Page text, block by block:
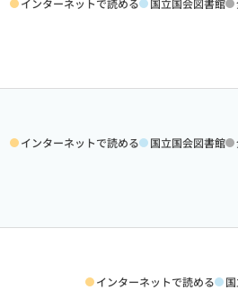
インターネットで読める 国立国会図書館
インターネットで読める